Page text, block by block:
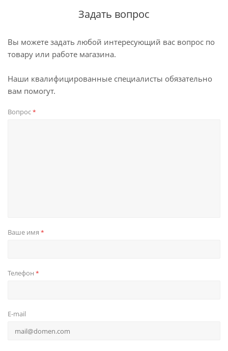
Задать вопрос
Вы можете задать любой интересующий вас вопрос по
товару или работе магазина.
Наши квалифицированные специалисты обязательно
вам помогут.
Вопрос*
Ваше имя *
Телефон *
E-mail